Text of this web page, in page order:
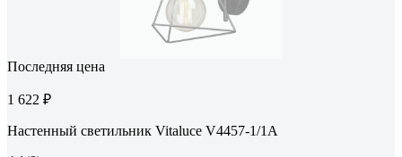
Последняя цена
1 622 ₽
Настенный светильник Vitaluce V4457-1/1A